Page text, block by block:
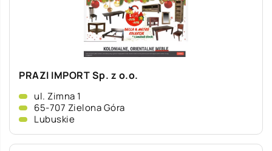
PRAZI IMPORT Sp. z o.o.
ul. Zimna 1
65-707 Zielona Góra
Lubuskie